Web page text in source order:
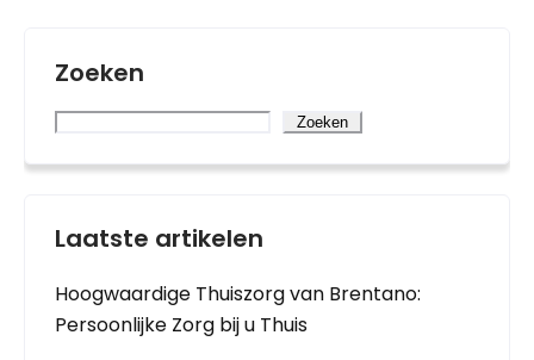
Zoeken
Zoeken
Laatste artikelen
Hoogwaardige Thuiszorg van Brentano:
Persoonlijke Zorg bij u Thuis